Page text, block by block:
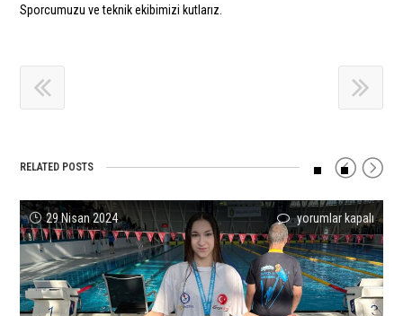
Sporcumuzu ve teknik ekibimizi kutlarız.
RELATED POSTS
29 Nisan 2024
Yüzücülerimiz
Bulgaristan’dan
10
Madalya
ile
yorumlar kapalı
Yüzme
Altyapı
Sporcularımızdan
Başarılı
Sonuçlar!
yorumlar kapalı
Açık
Su
Şampiyonası’nda
Sporcularımızdan
Başarılı
yorumlar kapalı
Sudem
Denizli’den
Türkiye
Rekoru!
için
yorumlar kapalı
Sporcumuz
Merve
Tuncel’den
Dünya
Gençler
yorumlar kapalı
BERKAY
ÖMER
ÖĞRETİR’DEN
AÇIK
YAŞ
yorumlar kapalı